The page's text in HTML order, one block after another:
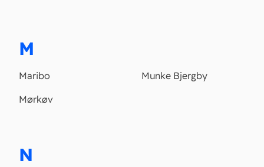
M
Maribo
Munke Bjergby
Mørkøv
N